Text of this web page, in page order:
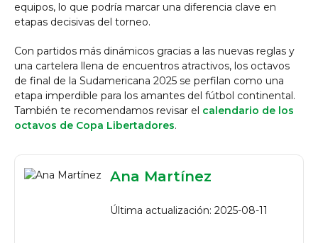
equipos, lo que podría marcar una diferencia clave en
etapas decisivas del torneo.
Con partidos más dinámicos gracias a las nuevas reglas y
una cartelera llena de encuentros atractivos, los octavos
de final de la Sudamericana 2025 se perfilan como una
etapa imperdible para los amantes del fútbol continental.
También te recomendamos revisar el calendario de los
octavos de Copa Libertadores.
Ana Martínez
Última actualización: 2025-08-11